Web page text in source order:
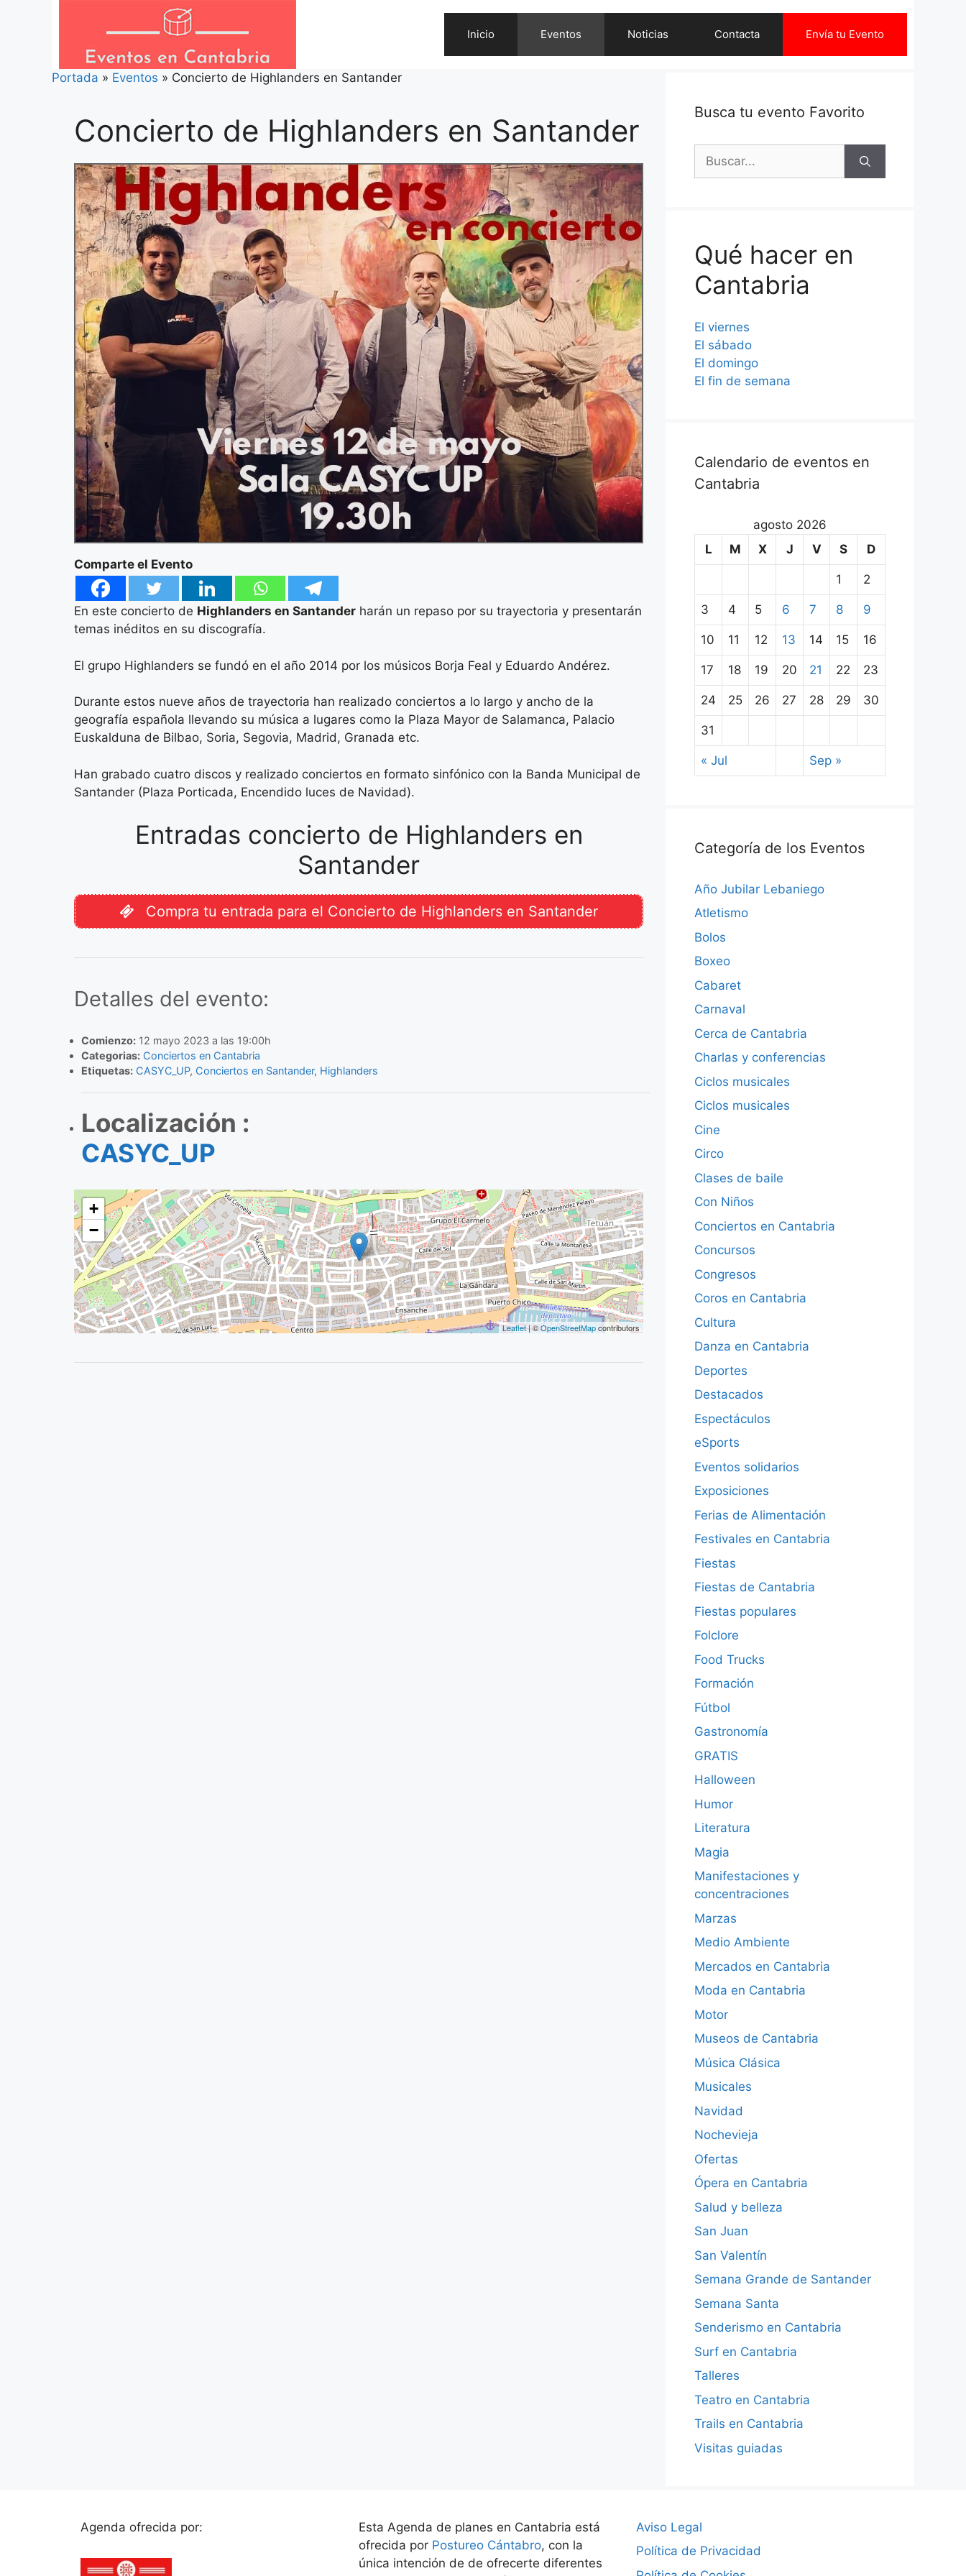
Inicio Eventos Noticias Contacta Envía tu Evento
Portada » Eventos » Concierto de Highlanders en Santander
Concierto de Highlanders en Santander
Comparte el Evento
En este concierto de Highlanders en Santanderharán un repaso por su trayectoria y presentarán
temas inéditos en su discografía.
El grupo Highlanders se fundó en el año 2014 por los músicos Borja Feal y Eduardo Andérez.
Durante estos nueve años de trayectoria han realizado conciertos a lo largo y ancho de la
geografía española llevando su música a lugares como la Plaza Mayor de Salamanca, Palacio
Euskalduna de Bilbao, Soria, Segovia, Madrid, Granada etc.
Han grabado cuatro discos y realizado conciertos en formato sinfónico con la Banda Municipal de
Santander (Plaza Porticada, Encendido luces de Navidad).
Entradas concierto de Highlanders en
Santander
Compra tu entrada para el Concierto de Highlanders en Santander
Detalles del evento:
Comienzo:12 mayo 2023 a las 19:00h
Categorias: Conciertos en Cantabria
Etiquetas: CASYC_UP, Conciertos en Santander, Highlanders
Localización :
CASYC_UP
+
−
Leaflet| ©OpenStreetMapcontributors
Busca tu evento Favorito
Buscar:
Qué hacer en
Cantabria
El viernes
El sábado
El domingo
El fin de semana
Calendario de eventos en
Cantabria
agosto 2026
L
M X J V S D
1 2
3 4 5 6 7 8 9
10 11 12 13 14 15 16
17 18 19 20 21 22 23
24 25 26 27 28 29 30
31
« Jul Sep »
Categoría de los Eventos
Año Jubilar Lebaniego
Atletismo
Bolos
Boxeo
Cabaret
Carnaval
Cerca de Cantabria
Charlas y conferencias
Ciclos musicales
Ciclos musicales
Cine
Circo
Clases de baile
Con Niños
Conciertos en Cantabria
Concursos
Congresos
Coros en Cantabria
Cultura
Danza en Cantabria
Deportes
Destacados
Espectáculos
eSports
Eventos solidarios
Exposiciones
Ferias de Alimentación
Festivales en Cantabria
Fiestas
Fiestas de Cantabria
Fiestas populares
Folclore
Food Trucks
Formación
Fútbol
Gastronomía
GRATIS
Halloween
Humor
Literatura
Magia
Manifestaciones y
concentraciones
Marzas
Medio Ambiente
Mercados en Cantabria
Moda en Cantabria
Motor
Museos de Cantabria
Música Clásica
Musicales
Navidad
Nochevieja
Ofertas
Ópera en Cantabria
Salud y belleza
San Juan
San Valentín
Semana Grande de Santander
Semana Santa
Senderismo en Cantabria
Surf en Cantabria
Talleres
Teatro en Cantabria
Trails en Cantabria
Visitas guiadas
Agenda ofrecida por:
Esta Agenda de planes en Cantabria está
ofrecida por Postureo Cántabro, con la
única intención de de ofrecerte diferentes
Aviso Legal
Política de Privacidad